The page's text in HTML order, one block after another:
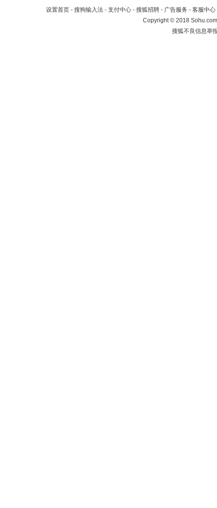
设置首页 - 搜狗输入法 - 支付中心 - 搜狐招聘 - 广告服务 - 客服中心
Copyright©2018
搜狐不良信息举